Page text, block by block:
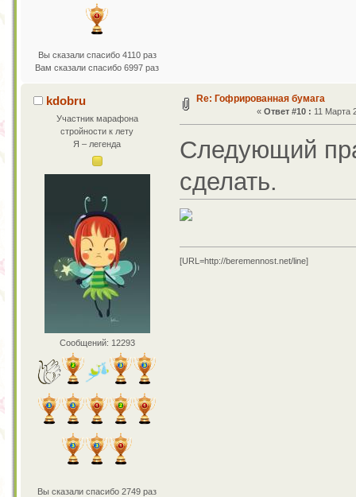
Вы сказали спасибо 4110 раз
Вам сказали спасибо 6997 раз
kdobru
Участник марафона
стройности к лету
Я – легенда
Сообщений: 12293
Вы сказали спасибо 2749 раз
Re: Гофрированная бумага
« Ответ #10 : 11 Марта
Следующий
сделать.
[URL=http://beremennost.net/line]